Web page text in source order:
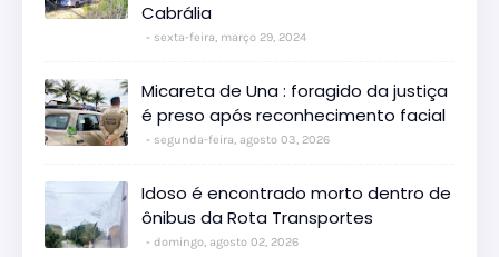
Cabrália
sexta-feira, março 29, 2024
Micareta de Una : foragido da justiça
é preso após reconhecimento facial
segunda-feira, agosto 03, 2026
Idoso é encontrado morto dentro de
ônibus da Rota Transportes
domingo, agosto 02, 2026